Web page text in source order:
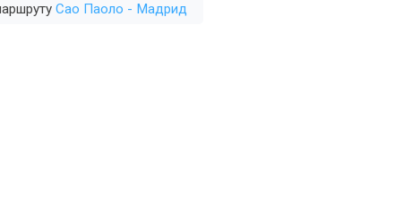
Сао Паоло - Мадрид